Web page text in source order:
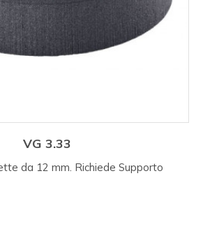
VG 3.33
da 12 mm. Richiede Supporto